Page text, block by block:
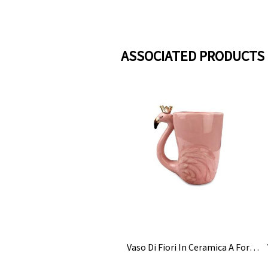
ASSOCIATED PRODUCTS
Vaso Di Fiori In Ceramica A Forma Di Fenicottero